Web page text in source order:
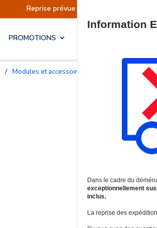
Reprise prévue le mardi 11 août.
PROMOTIONS
/ Modules et accessoires pour centrales d'alarme